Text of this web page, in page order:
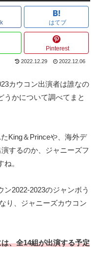
はてブ
Pinterest
2022.12.29 2022.12.06
カウコン出演者は誰なの
うかについて調べてまと
King＆Princeや、海外デ
するのか、ジャニーズフ
。
2022‐2023のジャンボう
り、ジャニーズカウコン
、全14組が出演する予定